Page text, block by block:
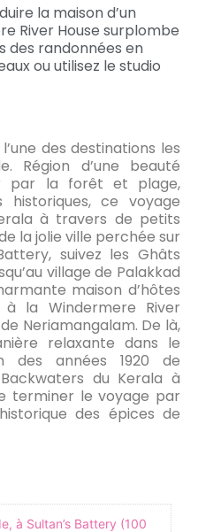
la maison d’un
River House surplombe
des randonnées en
ou utilisez le studio
des destinations les
Région d’une beauté
par la forêt et plage,
ce voyage
à travers de petits
la jolie ville perchée sur
suivez les Ghâts
village de Palakkad
maison d’hôtes
à la Windermere River
Neriamangalam. De là,
relaxante dans le
des années 1920 de
du Kerala à
terminer le voyage par
des épices de
à Sultan’s Battery (100